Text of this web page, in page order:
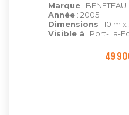
Marque: BENETEAU
Année: 2005
Dimensions : 10 m
Visible à : Port-La-
49